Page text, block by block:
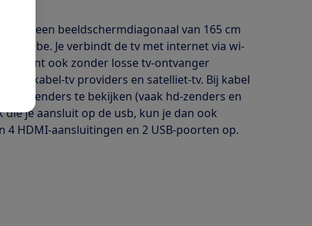
met een beeldschermdiagonaal van 165 cm
Je verbindt de tv met internet via wi-
Je kunt ook zonder losse tv-ontvanger
kabel-tv providers en satelliet-tv. Bij kabel
zenders te bekijken (vaak hd-zenders en
je aansluit op de usb, kun je dan ook
HDMI-aansluitingen en 2 USB-poorten op.